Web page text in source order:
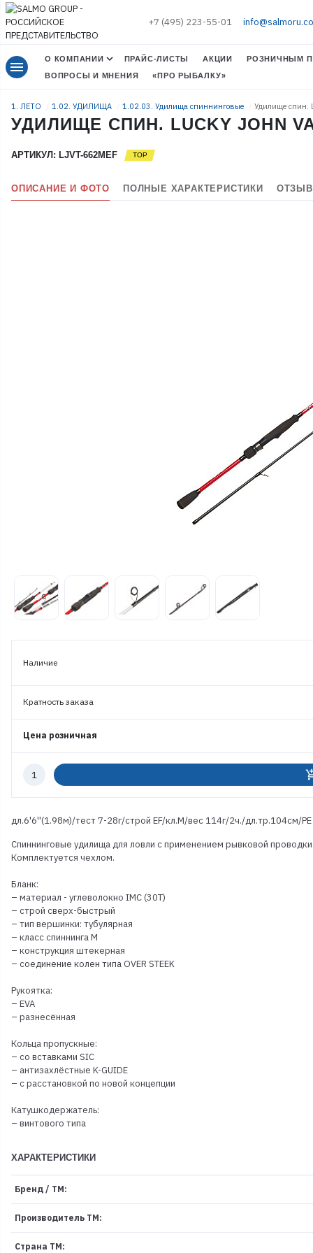
+7 (495) 223-55-01
menu О КОМПАНИИ ПРАЙС-ЛИСТЫ АКЦИИ
РОЗНИЧНЫМ
ВОПРОСЫ И МНЕНИЯ
«ПРО РЫБАЛКУ»
1. ЛЕТО 1.02. УДИЛИЩА 1.02.03. Удилища спиннинговые Удилище спин.
УДИЛИЩЕ СПИН. LUCKY JOHN
АРТИКУЛ: LJVT-662MEF
ОПИСАНИЕ И ФОТО ПОЛНЫЕ ХАРАКТЕРИСТИКИ
Наличие
Кратность заказа
Цена розничная
Количество
дл.6'6''(1.98м)/тест 7-28г/строй EF/кл.M/вес 114г/2ч./дл.тр.104см/
Cпиннинговые удилища для ловли c применением рывковой
Комплектуется чехлом.
Бланк:
– материал - углеволокно IMC (30T)
– строй сверх-быстрый
– тип вершинки: тубулярная
– класс спиннинга M
– конструкция штекерная
– соединение колен типа OVER STEEK
Рукоятка:
– EVA
– разнесённая
Кольца пропускные:
– со вставками SIC
– антизахлёстные K-GUIDE
– с расстановкой по новой концепции
Катушкодержатель:
– винтового типа
ХАРАКТЕРИСТИКИ
Бренд / ТМ:
Производитель ТМ:
Страна ТМ: